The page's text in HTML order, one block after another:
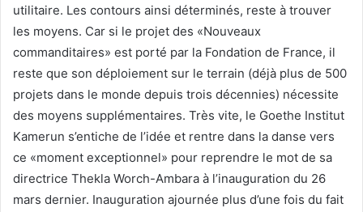
utilitaire. Les contours ainsi déterminés, reste à trouver
les moyens. Car si le projet des «Nouveaux
commanditaires» est porté par la Fondation de France, il
reste que son déploiement sur le terrain (déjà plus de 500
projets dans le monde depuis trois décennies) nécessite
des moyens supplémentaires. Très vite, le Goethe Institut
Kamerun s’entiche de l’idée et rentre dans la danse vers
ce «moment exceptionnel» pour reprendre le mot de sa
directrice Thekla Worch-Ambara à l’inauguration du 26
mars dernier. Inauguration ajournée plus d’une fois du fait